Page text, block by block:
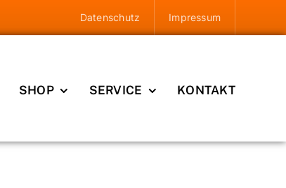
Datenschutz Impressum
SHOP SERVICE KONTAKT